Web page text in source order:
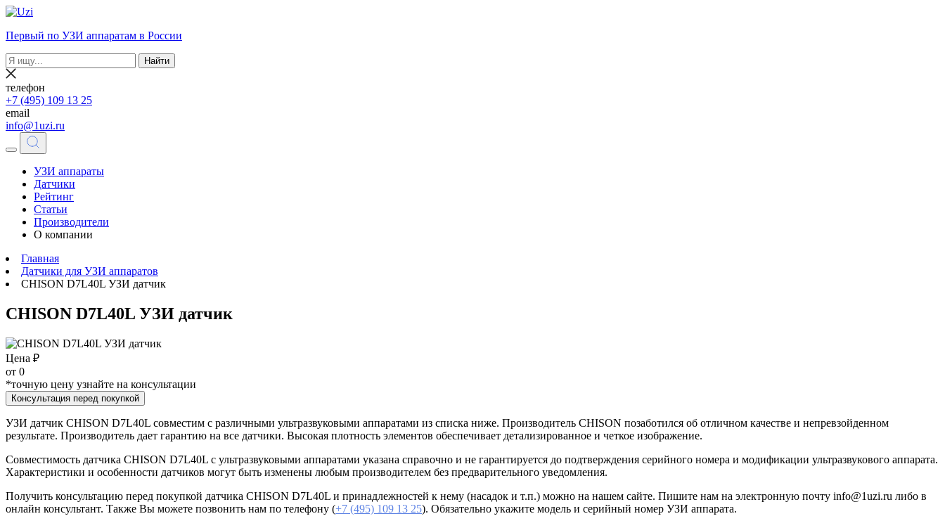
Первый по УЗИ аппаратам в России
Найти
телефон
+7 (495) 109 13 25
email
info@1uzi.ru
УЗИ аппараты
Датчики
Рейтинг
Статьи
Производители
О компании
Главная
Датчики для УЗИ аппаратов
CHISON D7L40L УЗИ датчик
CHISON D7L40L УЗИ датчик
Цена ₽
от 0
*точную цену узнайте на консультации
Консультация перед покупкой
УЗИ датчик CHISON D7L40L совместим с различными ультразвуковыми аппаратами из списка ниже. Производитель CHISON позаботился об отличном качестве и непревзойденном
результате. Производитель дает гарантию на все датчики. Высокая плотность элементов обеспечивает детализированное и четкое изображение.
Совместимость датчика CHISON D7L40L с ультразвуковыми аппаратами указана справочно и не гарантируется до подтверждения серийного номера и модификации ультразвукового аппарата.
Характеристики и особенности датчиков могут быть изменены любым производителем без предварительного уведомления.
Получить консультацию перед покупкой датчика CHISON D7L40L и принадлежностей к нему (насадок и т.п.) можно на нашем сайте. Пишите нам на электронную почту info@1uzi.ru либо в
онлайн консультант. Также Вы можете позвонить нам по телефону (+7 (495) 109 13 25). Обязательно укажите модель и серийный номер УЗИ аппарата.